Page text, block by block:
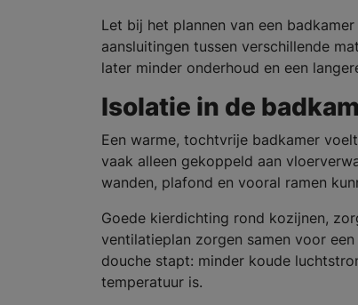
Let bij het plannen van een
aansluitingen tussen verschillende
later minder onderhoud en een
Isolatie in de
Een warme, tochtvrije badkamer
vaak alleen gekoppeld aan
wanden, plafond en vooral ramen
Goede kierdichting rond kozijnen,
ventilatieplan zorgen samen voor
douche stapt: minder koude
temperatuur is.